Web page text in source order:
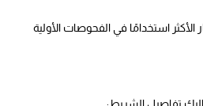
7 أنواع من المواد المخدرة، ويعد المعيار الأكثر استخدامًا في الفحوصات الأولية